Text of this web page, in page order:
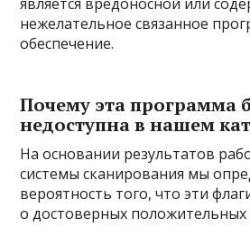
нежелательное связанное
обеспечение.
Почему эта программа
недоступна в нашем
На основании результатов
системы сканирования мы
вероятность того, что эти
о достоверных положительных